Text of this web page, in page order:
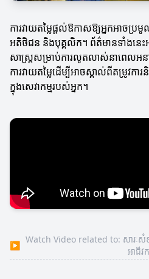
ការវាយតម្លៃផ្តល់ឱកាសឱ្យអ្នកអាចប្រ
អតិថិជន និងបុគ្គលិក។ ព័ត៌មានទាំងនេះអ
សាស្ត្រសម្រាប់ការលូតលាស់នាពេលអ
ការវាយតម្លៃដើម្បីអាចស្គាល់ពីតម្រូវក
ក្នុងសេវាកម្មរបស់អ្នក។
▶
Watch Video related to: សារៈសំខ
អាជីវក